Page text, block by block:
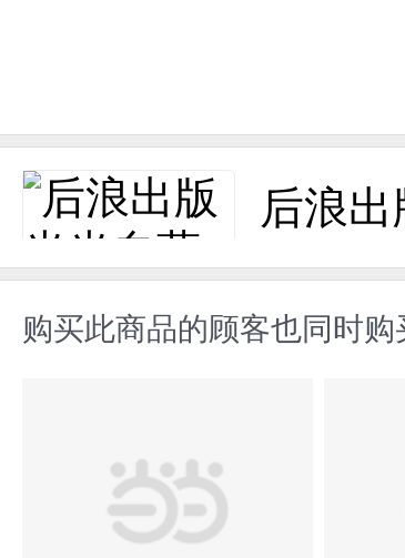
后浪
购买此商品的顾客也同时购